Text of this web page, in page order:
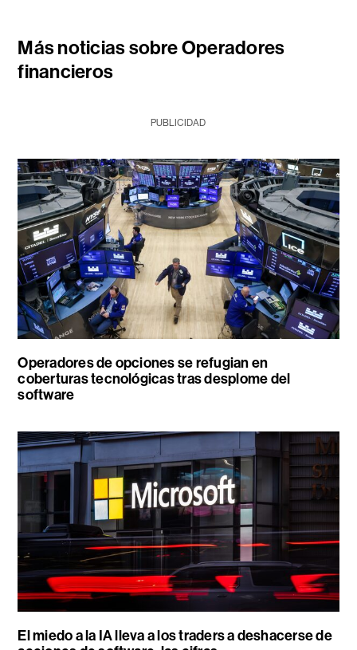
Más noticias sobre Operadores
financieros
PUBLICIDAD
Operadores de opciones se refugian en
coberturas tecnológicas tras desplome del
software
El miedo a la IA lleva a los traders a deshacerse de